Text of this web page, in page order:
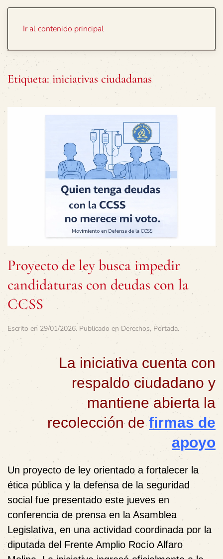
Ir al contenido principal
Etiqueta: iniciativas ciudadanas
Proyecto de ley busca impedir
candidaturas con deudas con la
CCSS
Escrito en 29/01/2026. Publicado en Derechos, Portada.
La iniciativa cuenta con
respaldo ciudadano y
mantiene abierta la
recolección de firmas de
apoyo
Un proyecto de ley orientado a fortalecer la
ética pública y la defensa de la seguridad
social fue presentado este jueves en
conferencia de prensa en la Asamblea
Legislativa, en una actividad coordinada por la
diputada del Frente Amplio Rocío Alfaro